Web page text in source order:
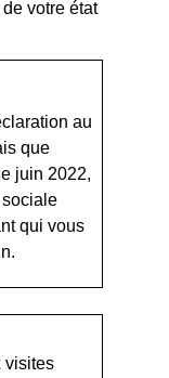
votre état
au
que
juin 2022,
qui vous
visites